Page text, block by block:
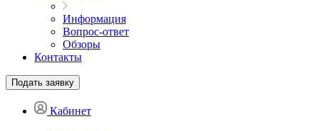
Информация
Вопрос-ответ
Обзоры
Контакты
Подать заявку
Кабинет